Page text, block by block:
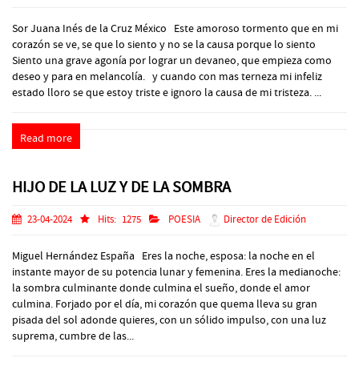
Sor Juana Inés de la Cruz México Este amoroso tormento que en mi
corazón se ve, se que lo siento y no se la causa porque lo siento
Siento una grave agonía por lograr un devaneo, que empieza como
deseo y para en melancolía. y cuando con mas terneza mi infeliz
estado lloro se que estoy triste e ignoro la causa de mi tristeza. ...
Read more
HIJO DE LA LUZ Y DE LA SOMBRA
23-04-2024 Hits: 1275 POESIA Director de Edición
Miguel Hernández España Eres la noche, esposa: la noche en el
instante mayor de su potencia lunar y femenina. Eres la medianoche:
la sombra culminante donde culmina el sueño, donde el amor
culmina. Forjado por el día, mi corazón que quema lleva su gran
pisada del sol adonde quieres, con un sólido impulso, con una luz
suprema, cumbre de las...